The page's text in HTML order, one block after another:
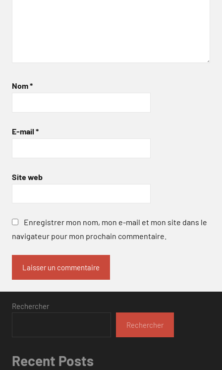
Nom*
E-mail *
Site web
Enregistrer mon nom, mon e-mail et mon site dans le
navigateur pour mon prochain commentaire.
Rechercher
Rechercher
Recent Posts